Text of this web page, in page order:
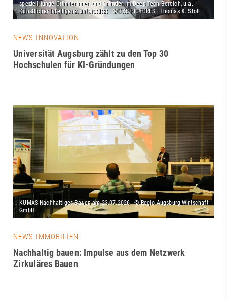
NEWS INNOVATION
Universität Augsburg zählt zu den Top 30
Hochschulen für KI-Gründungen
NEWS IMMOBILIEN
Nachhaltig bauen: Impulse aus dem Netzwerk
Zirkuläres Bauen